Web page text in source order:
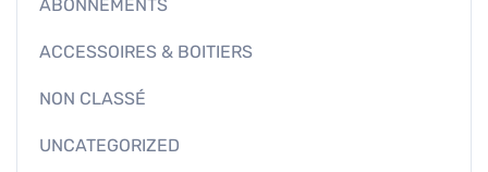
ABONNEMENTS
ACCESSOIRES & BOITIERS
NON CLASSÉ
UNCATEGORIZED